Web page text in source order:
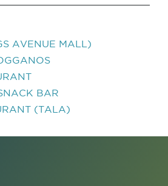
AVENUE MALL)
BAR
(TALA)